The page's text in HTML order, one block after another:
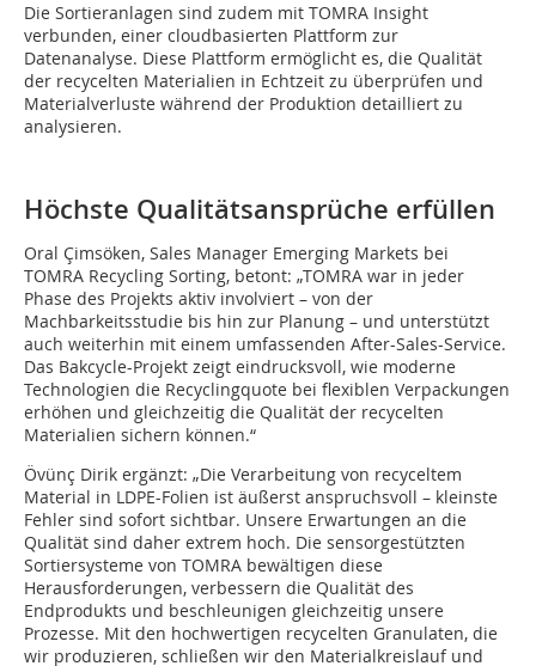
Die Sortieranlagen sind zudem mit TOMRA Insight
verbunden, einer cloudbasierten Plattform zur
Datenanalyse. Diese Plattform ermöglicht es, die Qualität
der recycelten Materialien in Echtzeit zu überprüfen und
Materialverluste während der Produktion detailliert zu
analysieren.
Höchste Qualitätsansprüche erfüllen
Oral Çimsöken, Sales Manager Emerging Markets bei
TOMRA Recycling Sorting, betont: „TOMRA war in jeder
Phase des Projekts aktiv involviert – von der
Machbarkeitsstudie bis hin zur Planung – und unterstützt
auch weiterhin mit einem umfassenden After-Sales-Service.
Das Bakcycle-Projekt zeigt eindrucksvoll, wie moderne
Technologien die Recy­clingquote bei flexiblen Verpackungen
erhöhen und gleichzeitig die Qualität der recycelten
Materialien sichern können.“
Övünç Dirik ergänzt: „Die Verarbeitung von recyceltem
Material in LDPE-Folien ist äußerst anspruchsvoll – kleinste
Fehler sind sofort sichtbar. Unsere Erwartungen an die
Qualität sind daher extrem hoch. Die sensorgestützten
Sortiersysteme von TOMRA bewältigen diese
Herausforderungen, verbessern die Qualität des
Endprodukts und beschleunigen gleichzeitig unsere
Prozesse. Mit den hochwertigen recycelten Granulaten, die
wir produzieren, schließen wir den Materialkreislauf und